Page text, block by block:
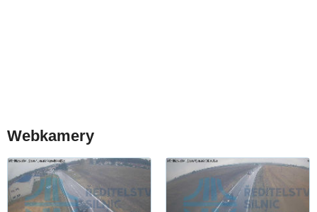
Webkamery